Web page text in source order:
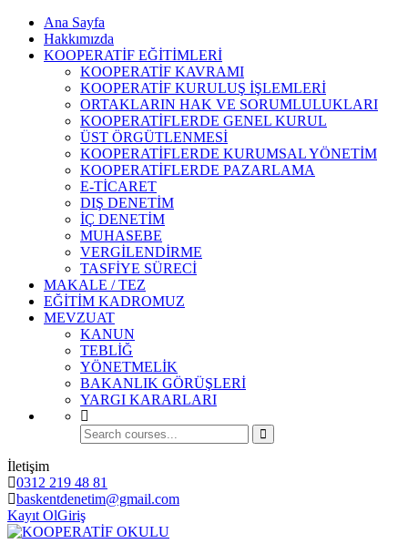
Ana Sayfa
Hakkımızda
KOOPERATİF EĞİTİMLERİ
KOOPERATİF KAVRAMI
KOOPERATİF KURULUŞ İŞLEMLERİ
ORTAKLARIN HAK VE SORUMLULUKLARI
KOOPERATİFLERDE GENEL KURUL
ÜST ÖRGÜTLENMESİ
KOOPERATİFLERDE KURUMSAL YÖNETİM
KOOPERATİFLERDE PAZARLAMA
E-TİCARET
DIŞ DENETİM
İÇ DENETİM
MUHASEBE
VERGİLENDİRME
TASFİYE SÜRECİ
MAKALE / TEZ
EĞİTİM KADROMUZ
MEVZUAT
KANUN
TEBLİĞ
YÖNETMELİK
BAKANLIK GÖRÜŞLERİ
YARGI KARARLARI
İletişim
0312 219 48 81
baskentdenetim@gmail.com
Kayıt OlGiriş